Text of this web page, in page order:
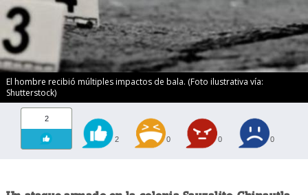
El hombre recibió múltiples impactos de bala. (Foto ilustrativa vía:
Shutterstock)
2
2 0 0 0